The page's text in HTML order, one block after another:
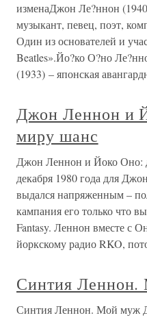
изменаДжон Ле?ннон
музыкант, певец, поэт,
Один из основателей и
Beatles».Йо?ко О?но
(1933) – японская
Джон Леннон и
миру шанс
Джон Леннон и Йоко Оно:
декабря 1980 года для
выдался напряженным –
кампания его только что
Fantasy. Леннон вместе с
йоркскому радио RKO,
Синтия
Синтия Леннон. Мой муж